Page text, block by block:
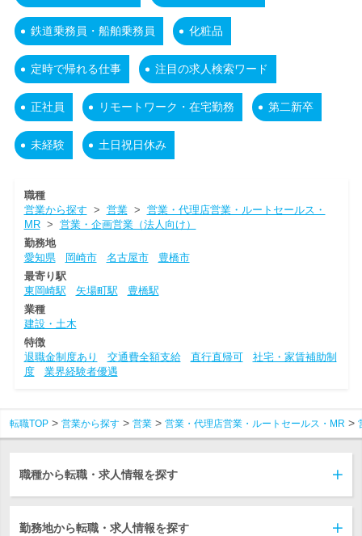
鉄道乗務員・船舶乗務員 化粧品
定時で帰れる仕事 注目の求人検索ワード
正社員 リモートワーク・在宅勤務 第二新卒
未経験 土日祝日休み
職種
営業から探す > 営業> 営業・代理店営業・ルートセールス・
MR> 営業・企画営業（法人向け）
勤務地
愛知県
岡崎市 名古屋市
豊橋市
最寄り駅
東岡崎駅
矢場町駅
豊橋駅
業種
建設・土木
特徴
退職金制度あり
交通費全額支給 直行直帰可
社宅・家賃補助制
度
業界経験者優遇
転職TOP 営業から探す 営業 営業・代理店営業・ルートセールス・MR
職種から転職・求人情報を探す
勤務地から転職・求人情報を探す